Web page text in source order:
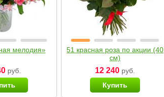
мелодия»
руб.
51 красная роза по акции (40
см)
12 240 руб.
Купить